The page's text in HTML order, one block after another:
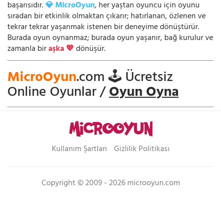
başarısıdır.💎 MicroOyun, her yaştan oyuncu için oyunu
sıradan bir etkinlik olmaktan çıkarır; hatırlanan, özlenen ve
tekrar tekrar yaşanmak istenen bir deneyime dönüştürür.
Burada oyun oynanmaz; burada oyun yaşanır, bağ kurulur ve
zamanla biraşka 💖dönüşür.
MicroOyun.com 🕹️ Ücretsiz
Online Oyunlar /Oyun Oyna
Kullanım Şartları Gizlilik Politikası
Copyright © 2009 - 2026 microoyun.com